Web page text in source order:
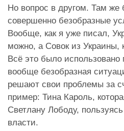
Но вопрос в другом. Там же
совершенно безобразные
Вообще, как я уже писал,
можно, а Совок из Украины,
Всё это было
вообще безобразная
решают свои проблемы за
пример: Тина Кароль,
Светлану Лободу,
власти.